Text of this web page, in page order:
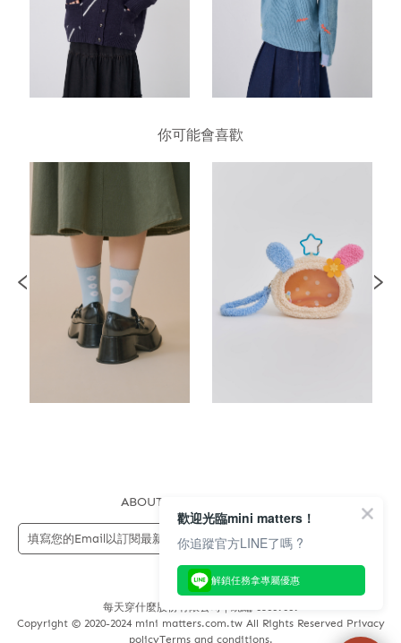
你可能會喜歡
ABOUT US
每天穿什麼股份有限公司 | 統編 83689089
Copyright © 2020-2024 mini matters.com.tw All Rights Reserved Privacy
policyTerms and conditions.
歡迎光臨mini matters！
你追蹤官方LINE了嗎 ?
解鎖任務拿專屬優惠